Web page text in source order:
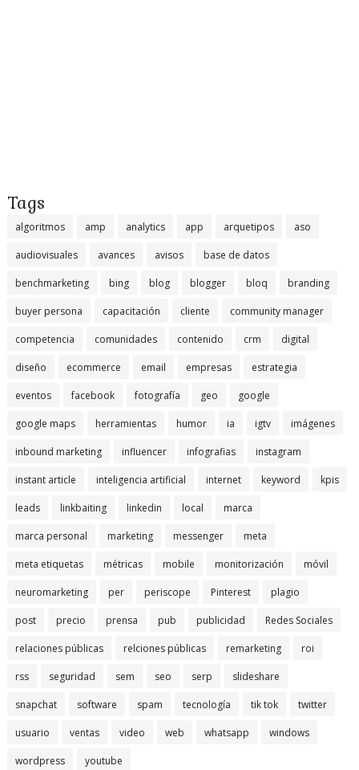
Tags
algoritmos amp analytics app arquetipos aso
audiovisuales avances avisos base de datos
benchmarketing bing blog blogger bloq branding
buyer persona capacitación cliente community manager
competencia comunidades contenido crm digital
diseño ecommerce email empresas estrategia
eventos facebook fotografía geo google
google maps herramientas humor ia igtv imágenes
inbound marketing influencer infografias instagram
instant article inteligencia artificial internet keyword kpis
leads linkbaiting linkedin local marca
marca personal marketing messenger meta
meta etiquetas métricas mobile monitorización móvil
neuromarketing per periscope Pinterest plagio
post precio prensa pub publicidad Redes Sociales
relaciones públicas relciones públicas remarketing roi
rss seguridad sem seo serp slideshare
snapchat software spam tecnología tik tok twitter
usuario ventas video web whatsapp windows
wordpress youtube